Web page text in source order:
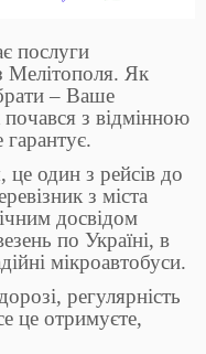
послуги
Мелітополя. Як
– Ваше
з відмінною
це один з рейсів до
з міста
досвідом
по Україні, в
мікроавтобуси.
регулярність
це отримуєте,